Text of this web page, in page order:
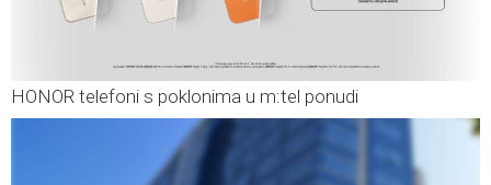
HONOR telefoni s poklonima u m:tel ponudi